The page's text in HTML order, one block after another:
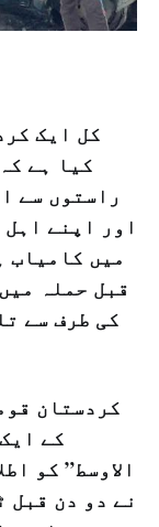
کل ایک
کیا ہے
راستوں سے
اور اپنے
میں کامیاب
قبل حملہ
کی طرف سے
کردستان
کے
الاوسط” کو
نے دو دن قبل